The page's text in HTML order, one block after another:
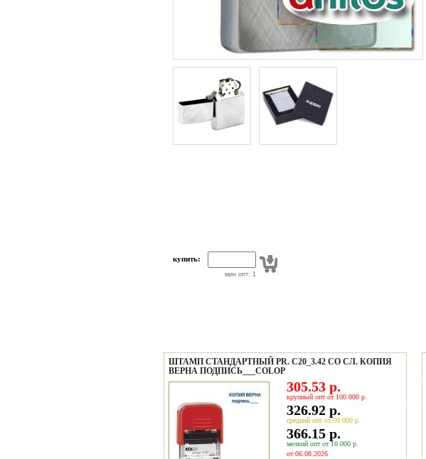
купить:
мин опт: 1
ШТАМП СТАНДАРТНЫЙ PR. С20_3.42 СО СЛ. КОПИЯ
ВЕРНА ПОДПИСЬ___COLOP
305.53 р.
крупный опт от 100 000 р.
326.92 р.
средний опт от 50 000 р.
366.15 р.
мелкий опт от 10 000 р.
от 06.08.2026